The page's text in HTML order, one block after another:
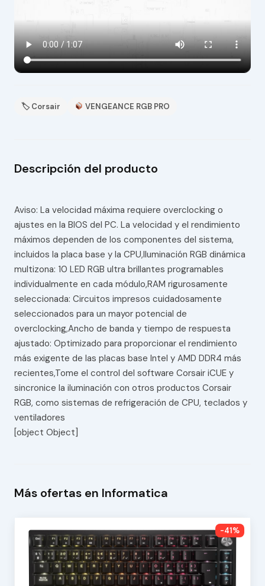
🏷 Corsair VENGEANCE RGB PRO
Descripción del producto
Aviso: La velocidad máxima requiere overclocking o
ajustes en la BIOS del PC. La velocidad y el rendimiento
máximos dependen de los componentes del sistema,
incluidos la placa base y la CPU,Iluminación RGB dinámica
multizona: 10 LED RGB ultra brillantes programables
individualmente en cada módulo,RAM rigurosamente
seleccionada: Circuitos impresos cuidadosamente
seleccionados para un mayor potencial de
overclocking,Ancho de banda y tiempo de respuesta
ajustado: Optimizado para proporcionar el rendimiento
más exigente de las placas base Intel y AMD DDR4 más
recientes,Tome el control del software Corsair iCUE y
sincronice la iluminación con otros productos Corsair
RGB, como sistemas de refrigeración de CPU, teclados y
ventiladores
[object Object]
Más ofertas en Informatica
-41%